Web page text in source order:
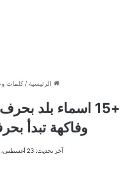
الرئيسية / كلمات
+15 اسماء بلد
وفاكهة تبدأ
آخر تحديث: 23 أغسطس، 2024